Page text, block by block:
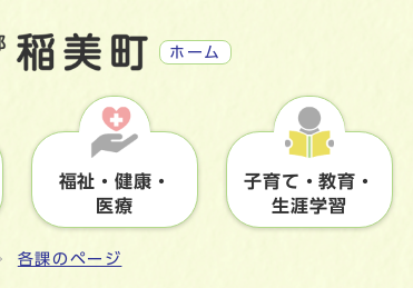
ホーム
福祉・健康・
医療
子育て・教育・
生涯学習
各課のページ